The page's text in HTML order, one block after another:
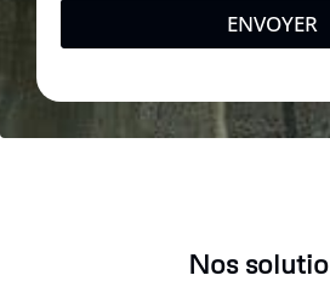
ENVOYER
Nos